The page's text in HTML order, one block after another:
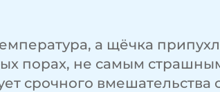
а щёчка
порах, не самым
срочного вмешательства